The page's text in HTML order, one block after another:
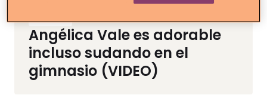
Tu Salud
Angélica Vale es adorable
incluso sudando en el
gimnasio (VIDEO)